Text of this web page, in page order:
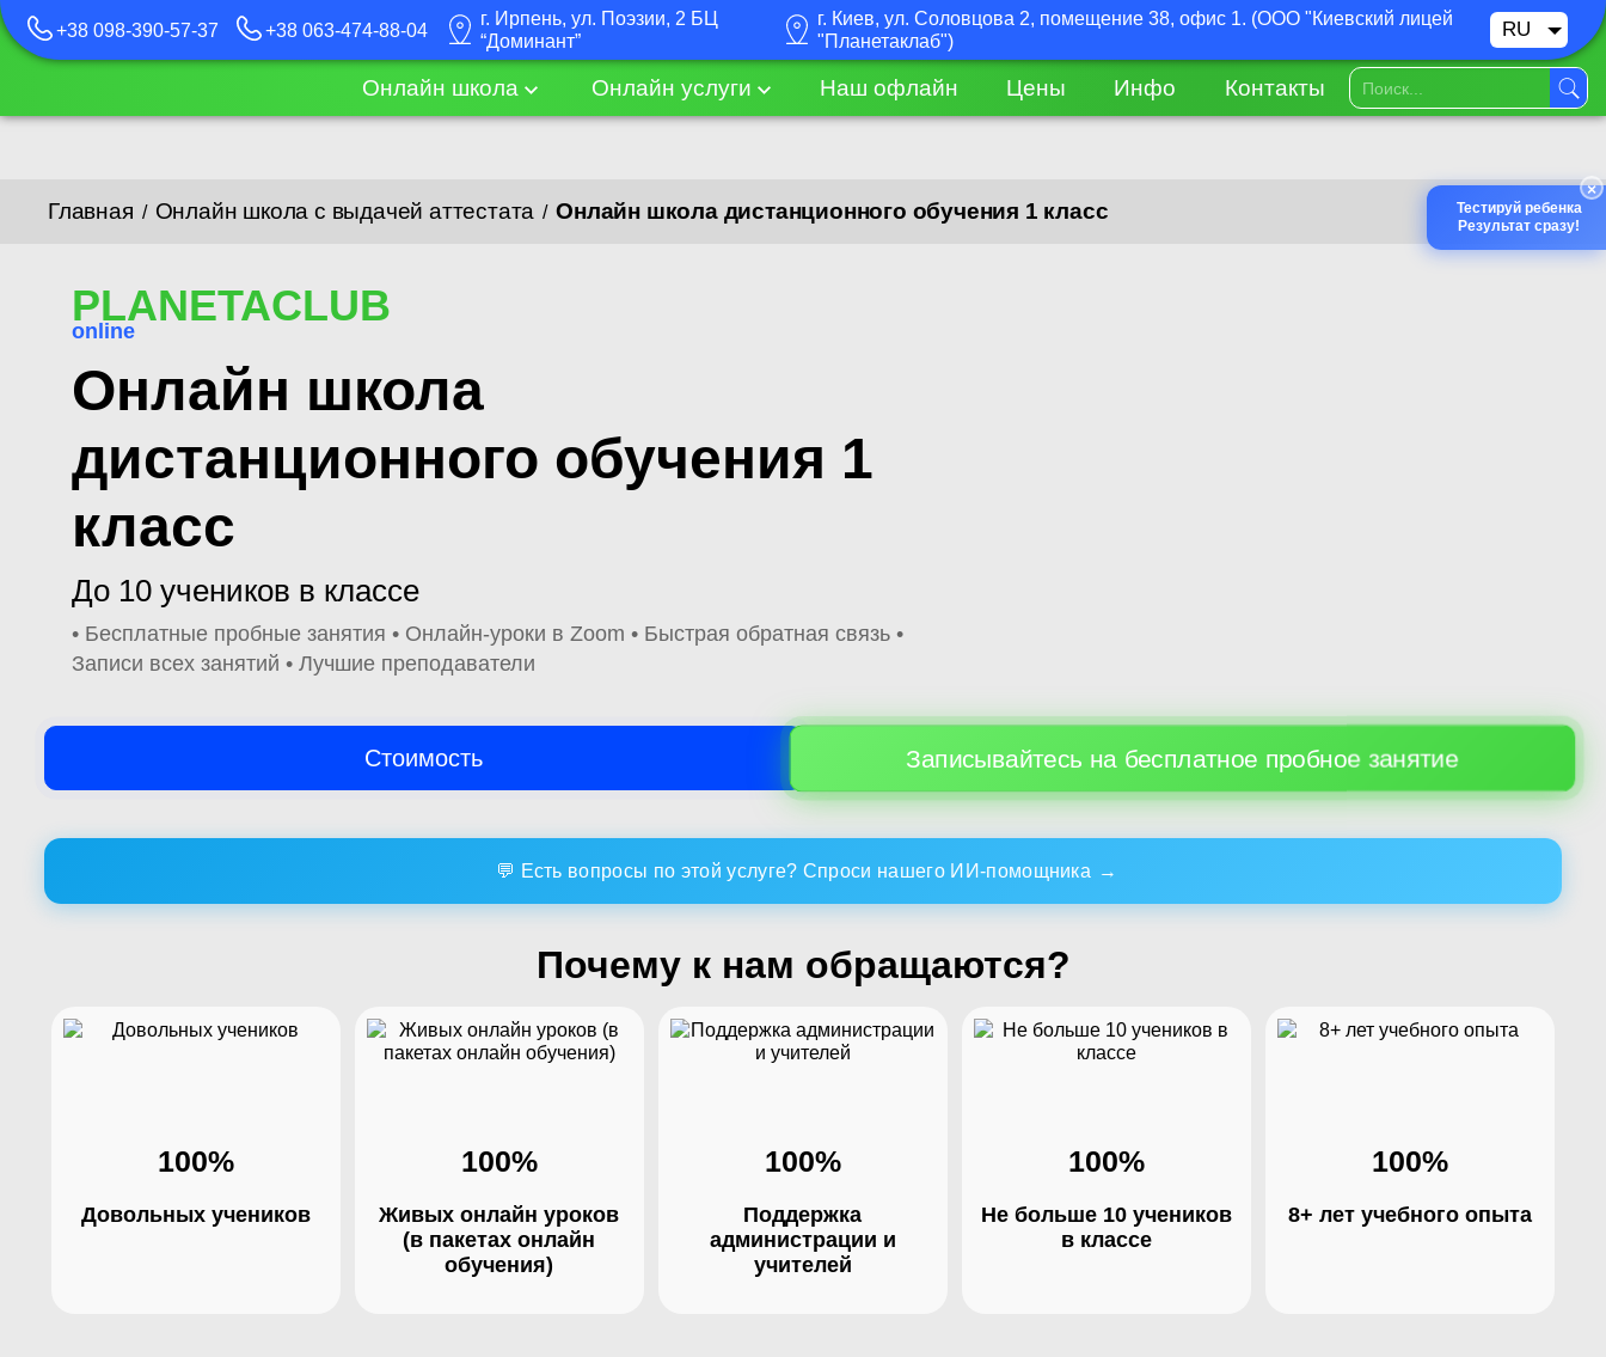
+38 098-390-57-37 +38 063-474-88-04
г. Ирпень, ул. Поэзии, 2 БЦ
“Доминант”
г. Киев, ул. Соловцова 2, помещение 38, офис 1. (ООО "Киевский лицей
"Планетаклаб")
RU
UA
Онлайн школа Онлайн услуги Наш офлайн Цены Инфо Контакты
Главная / Онлайн школа с выдачей аттестата / Онлайн школа дистанционного обучения 1 класс​
PLANETACLUB
online
Онлайн школа
дистанционного обучения 1
класс​
До 10 учеников в классе
• Бесплатные пробные занятия • Онлайн-уроки в Zoom • Быстрая обратная связь •
Записи всех занятий • Лучшие преподаватели
Стоимость Записывайтесь на бесплатное пробное занятие
💬 Есть вопросы по этой услуге? Спроси нашего ИИ-помощника →
Почему к нам обращаются?
100%
Довольных учеников
100%
Живых онлайн уроков
(в пакетах онлайн
обучения)
100%
Поддержка
администрации и
учителей
100%
Не больше 10 учеников
в классе
100%
8+ лет учебного опыта
×
Тестируй ребенка
Результат сразу!